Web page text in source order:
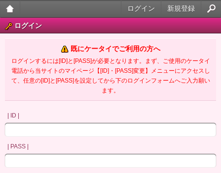
大人
ータ
イ官
新規登録
ログイン
ログイン
既にケータイでご利用の方へ
ログインするには[ID]と[PASS]が必要となります。まず、ご使用のケータイ
電話から当サイトのマイページ【[ID]・[PASS]変更】メニューにアクセスし
て、任意の[ID]と[PASS]を設定してから下のログインフォームへご入力願い
ます。
| ID |
| PASS |